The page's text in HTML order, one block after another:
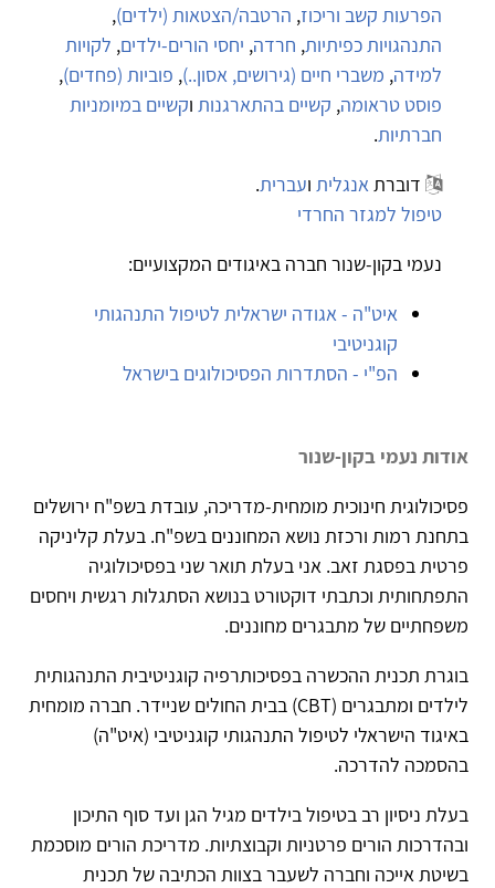
הפרעות קשב וריכוז, הרטבה/הצטאות (ילדים),
התנהגויות כפיתיות, חרדה, יחסי הורים-ילדים, לקויות
למידה, משברי חיים (גירושים, אסון..), פוביות (פחדים),
פוסט טראומה, קשיים בהתארגנות וקשיים במיומניות
חברתיות.
דוברתאנגלית ועברית.
טיפול למגזר החרדי
נעמי בקון-שנור חברה באיגודים המקצועיים:
איט"ה - אגודה ישראלית לטיפול התנהגותי
קוגניטיבי
הפ"י - הסתדרות הפסיכולוגים בישראל
אודות נעמי בקון-שנור
פסיכולוגית חינוכית מומחית-מדריכה, עובדת בשפ"ח ירושלים
בתחנת רמות ורכזת נושא המחוננים בשפ"ח. בעלת קליניקה
פרטית בפסגת זאב. אני בעלת תואר שני בפסיכולוגיה
התפתחותית וכתבתי דוקטורט בנושא הסתגלות רגשית ויחסים
משפחתיים של מתבגרים מחוננים.
בוגרת תכנית ההכשרה בפסיכותרפיה קוגניטיבית התנהגותית
לילדים ומתבגרים (CBT) בבית החולים שניידר. חברה מומחית
באיגוד הישראלי לטיפול התנהגותי קוגניטיבי (איט"ה)
בהסמכה להדרכה.
בעלת ניסיון רב בטיפול בילדים מגיל הגן ועד סוף התיכון
ובהדרכות הורים פרטניות וקבוצתיות. מדריכת הורים מוסכמת
בשיטת אייכה וחברה לשעבר בצוות הכתיבה של תכנית